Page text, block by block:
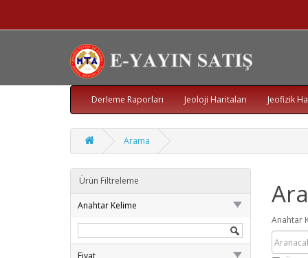
Derleme Raporları Jeoloji Haritaları Jeofizik
Arama
Ürün Filtreleme
Anahtar Kelime
Fiyat
Anahtar